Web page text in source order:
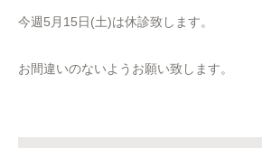
今週5月15日(土)は休診致します。
お間違いのないようお願い致します。